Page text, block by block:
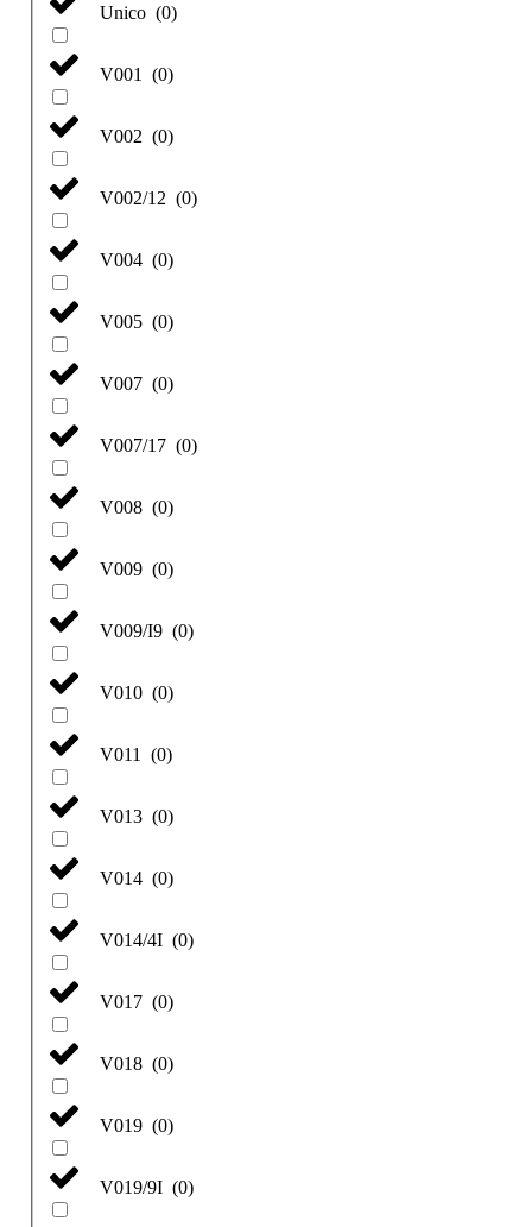
Unico (0)
V001 (0)
V002 (0)
V002/12 (0)
V004 (0)
V005 (0)
V007 (0)
V007/17 (0)
V008 (0)
V009 (0)
V009/I9 (0)
V010 (0)
V011 (0)
V013 (0)
V014 (0)
V014/4I (0)
V017 (0)
V018 (0)
V019 (0)
V019/9I (0)